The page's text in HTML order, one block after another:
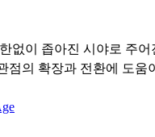
없이 좁아진 시야로 주
점의 확장과 전환에 도